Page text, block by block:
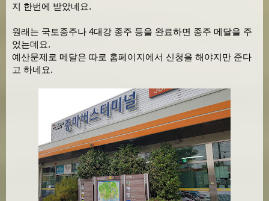
지 한번에 받았네요.
원래는 국토종주나 4대강 종주 등을 완료하면 종주 메달을 주
었는데요.
예산문제로 메달은 따로 홈페이지에서 신청을 해야지만 준다
고 하네요.